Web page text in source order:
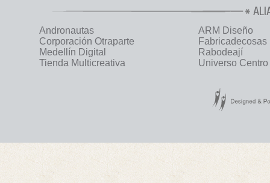
Andronautas
ARM Diseño
Corporación Otraparte
Fabricadecosas
Medellín Digital
Rabodeají
Tienda Multicreativa
Universo Centro